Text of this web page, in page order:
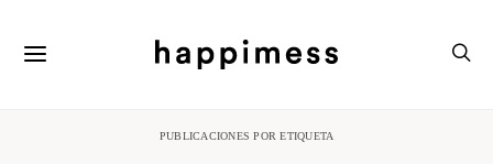
PUBLICACIONES POR ETIQUETA